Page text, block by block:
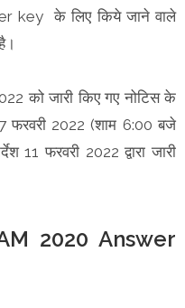
key के लिए किये जाने वाले
को जारी किए गए नोटिस के
फरवरी 2022 (शाम 6:00 बजे
11 फरवरी 2022 द्वारा जारी
2020 Answer